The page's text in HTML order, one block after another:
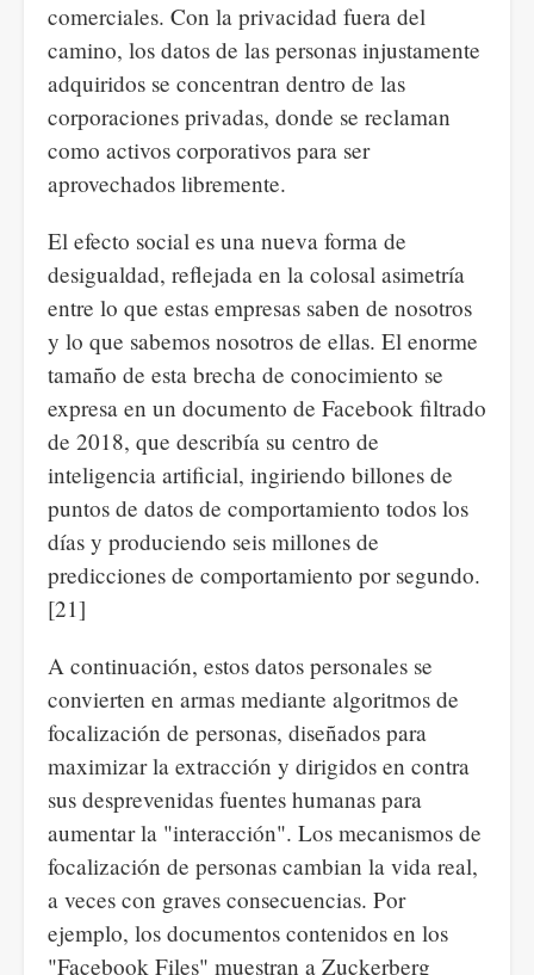
comerciales. Con la privacidad fuera del
camino, los datos de las personas injustamente
adquiridos se concentran dentro de las
corporaciones privadas, donde se reclaman
como activos corporativos para ser
aprovechados libremente.
El efecto social es una nueva forma de
desigualdad, reflejada en la colosal asimetría
entre lo que estas empresas saben de nosotros
y lo que sabemos nosotros de ellas. El enorme
tamaño de esta brecha de conocimiento se
expresa en un documento de Facebook filtrado
de 2018, que describía su centro de
inteligencia artificial, ingiriendo billones de
puntos de datos de comportamiento todos los
días y produciendo seis millones de
predicciones de comportamiento por segundo.
[21]
A continuación, estos datos personales se
convierten en armas mediante algoritmos de
focalización de personas, diseñados para
maximizar la extracción y dirigidos en contra
sus desprevenidas fuentes humanas para
aumentar la "interacción". Los mecanismos de
focalización de personas cambian la vida real,
a veces con graves consecuencias. Por
ejemplo, los documentos contenidos en los
"Facebook Files" muestran a Zuckerberg